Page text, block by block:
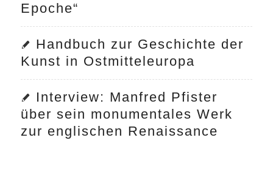
Epoche“
Handbuch zur Geschichte der
Kunst in Ostmitteleuropa
Interview: Manfred Pfister
über sein monumentales Werk
zur englischen Renaissance